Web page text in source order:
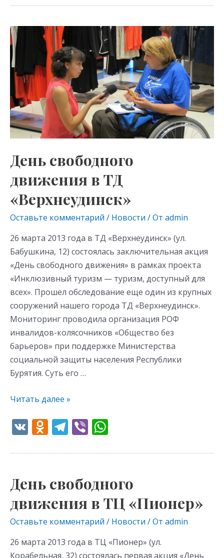
n
o
kl
as
s
ni
ki
e
gr
a
m
er at
s
A
p
p
День свободного
движения в ТД
«Верхнеудинск»
Оставьте комментарий / Новости / От admin
26 марта 2013 года в ТД «Верхнеудинск» (ул.
Бабушкина, 12) состоялась заключительная акция
«День свободного движения» в рамках проекта
«Инклюзивный туризм — туризм, доступный для
всех». Прошел обследование еще один из крупных
сооружений нашего города ТД «Верхнеудинск».
Мониторинг проводила организация РОФ
инвалидов-колясочников «Общество без
барьеров» при поддержке Министерства
социальной защиты населения Республики
Бурятия. Суть его …
День
свободного
движения
в
ТД
«Верхнеудинск»
Читать далее »
V O
n
kl
as
s
ni
T
e
gr
a
m
Vi
er at
A
p
p
День свободного
движения в ТЦ «Пионер»
Оставьте комментарий / Новости / От admin
26 марта 2013 года в ТЦ «Пионер» (ул.
Корабельная, 32) состоялась первая акция «День
День
свободного
движения
в
«Пионер»